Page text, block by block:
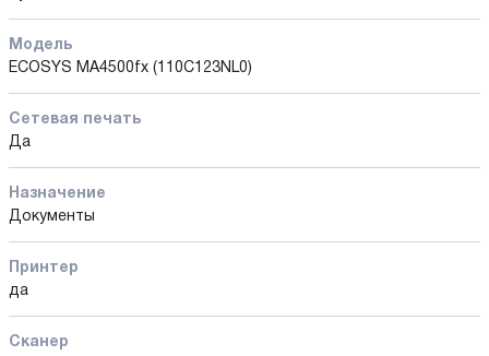
Модель
ECOSYS MA4500fx (110C123NL0)
Сетевая печать
Да
Назначение
Документы
Принтер
да
Сканер